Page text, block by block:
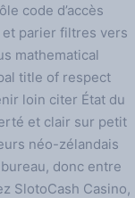
code d’accès
parier filtres vers
mathematical
title of respect
loin citer État du
et clair sur petit
néo-zélandais
donc entre
SlotoCash Casino,